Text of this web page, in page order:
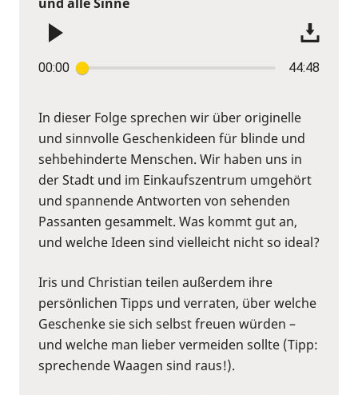
00:00 44:48
In dieser Folge sprechen wir über originelle
und sinnvolle Geschenkideen für blinde und
sehbehinderte Menschen. Wir haben uns in
der Stadt und im Einkaufszentrum umgehört
und spannende Antworten von sehenden
Passanten gesammelt. Was kommt gut an,
und welche Ideen sind vielleicht nicht so ideal?
Iris und Christian teilen außerdem ihre
persönlichen Tipps und verraten, über welche
Geschenke sie sich selbst freuen würden –
und welche man lieber vermeiden sollte (Tipp:
sprechende Waagen sind raus!).